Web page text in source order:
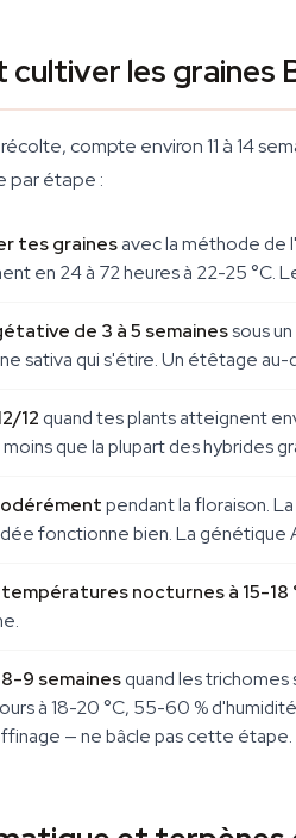
cultiver les graines
compte environ 11 à 14
par étape :
tes grainesavec la méthode de
en 24 à 72 heures à 22-25 °C.
de 3 à 5 semainessous
sativa qui s'étire. Un étêtage
12 quand tes plants atteignent
que la plupart des hybrides
pendant la floraison.
fonctionne bien. La génétique
températures nocturnes à 15-18
9 semainesquand les
à 18-20 °C, 55-60 %
— ne bâcle pas cette étape.